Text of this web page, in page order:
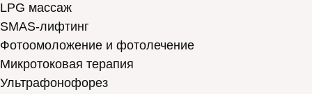
LPG массаж
SMAS-лифтинг
Фотоомоложение и фотолечение
Микротоковая терапия
Ультрафонофорез